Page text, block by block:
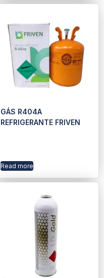
GÁS R404A
REFRIGERANTE FRIVEN
Read more